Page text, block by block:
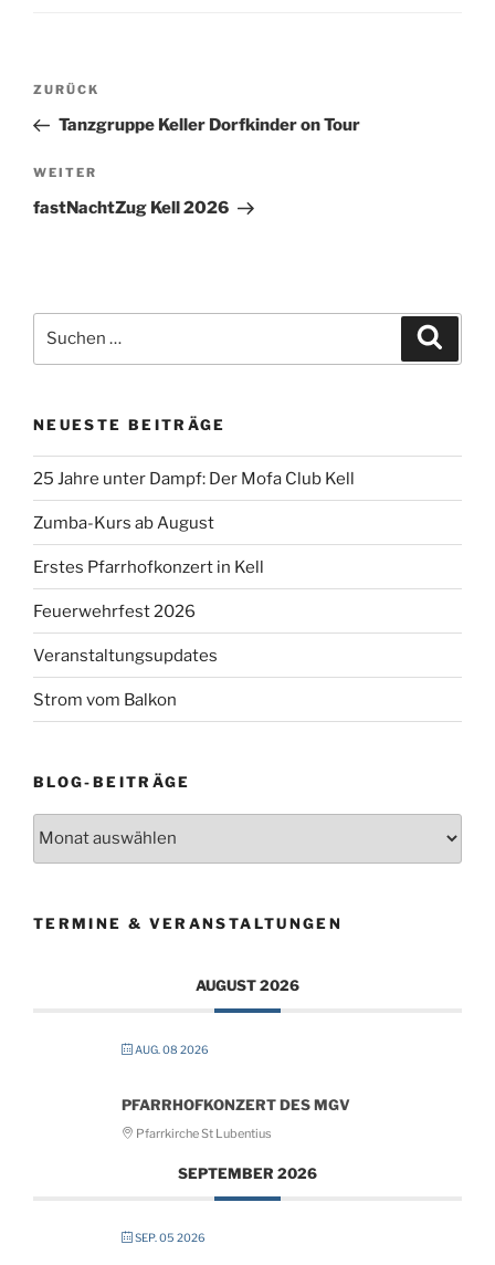
Beitragsnavigation
Vorheriger
Beitrag
ZURÜCK
Tanzgruppe Keller Dorfkinder on Tour
Nächster
Beitrag
WEITER
fastNachtZug Kell 2026
nach:
NEUESTE BEITRÄGE
25 Jahre unter Dampf: Der Mofa Club Kell
Zumba-Kurs ab August
Erstes Pfarrhofkonzert in Kell
Feuerwehrfest 2026
Veranstaltungsupdates
Strom vom Balkon
BLOG-BEITRÄGE
TERMINE & VERANSTALTUNGEN
AUGUST 2026
AUG. 08 2026
PFARRHOFKONZERT DES MGV
Pfarrkirche St Lubentius
SEPTEMBER 2026
SEP. 05 2026